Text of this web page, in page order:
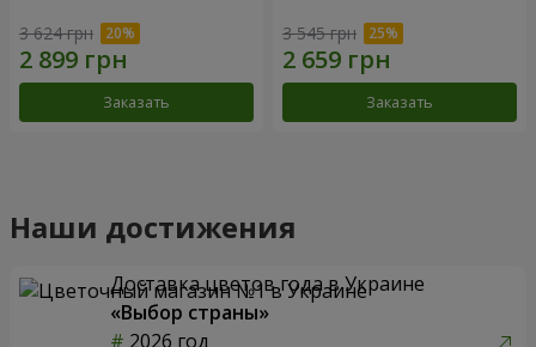
3 624 грн
Заказать
3 545 грн
Заказать
Наши достижения
Доставка цветов года в Украине
«Выбор страны»
2026 год